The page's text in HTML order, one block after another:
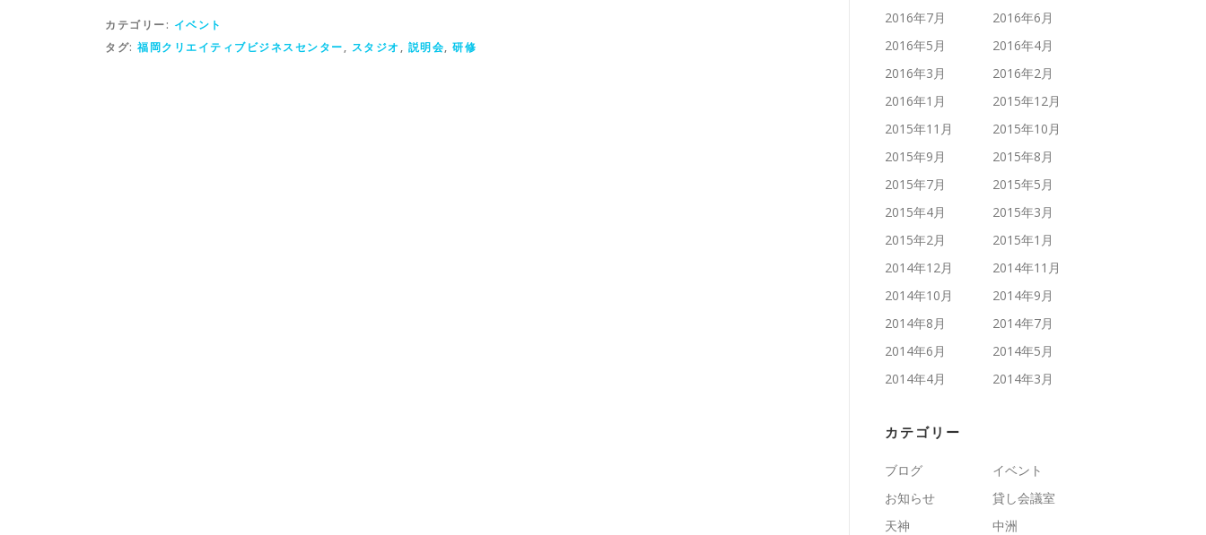
カテゴリー: イベント
タグ: 福岡クリエイティブビジネスセンター, スタジオ , 説明会, 研修
2016年7月
2016年6月
2016年5月
2016年4月
2016年3月
2016年2月
2016年1月
2015年12月
2015年11月
2015年10月
2015年9月
2015年8月
2015年7月
2015年5月
2015年4月
2015年3月
2015年2月
2015年1月
2014年12月
2014年11月
2014年10月
2014年9月
2014年8月
2014年7月
2014年6月
2014年5月
2014年4月
2014年3月
カテゴリー
ブログ
イベント
お知らせ
貸し会議室
天神
中洲